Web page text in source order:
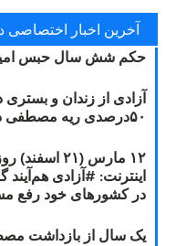
آخرین اخبار اختصاصی
حکم شش سال حبس
آزادی از زندان و بستری
۵۰درصدی ریه مصطفی دانشجو
۱۲ مارس (۲۱
در کشورهای خود رفع
یک سال از بازداشت